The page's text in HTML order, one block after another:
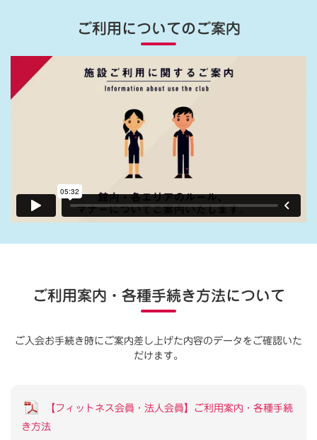
ご利用についてのご案内
ご利用案内・各種手続き方法について
ご入会お手続き時にご案内差し上げた内容のデータをご確認いた
だけます。
【フィットネス会員・法人会員】ご利用案内・各種手続
き方法